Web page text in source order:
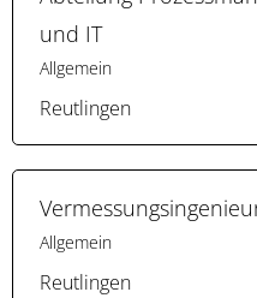
und IT
Allgemein
Reutlingen
Allgemein
Reutlingen